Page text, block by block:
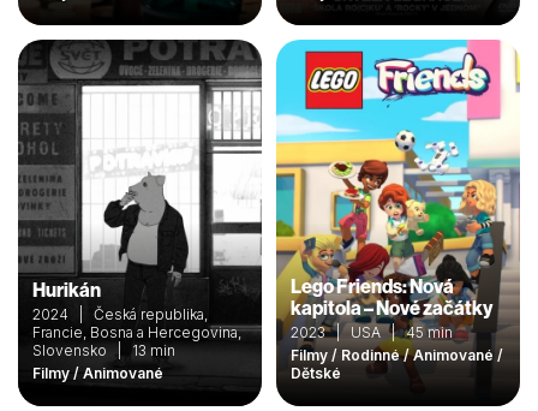
Hurikán
2024 | Česká republika,
Francie, Bosna a Hercegovina,
Slovensko | 13 min
Filmy / Animované
Lego Friends: Nová
kapitola – Nové začátky
2023 | USA | 45 min
Filmy / Rodinné / Animované /
Dětské